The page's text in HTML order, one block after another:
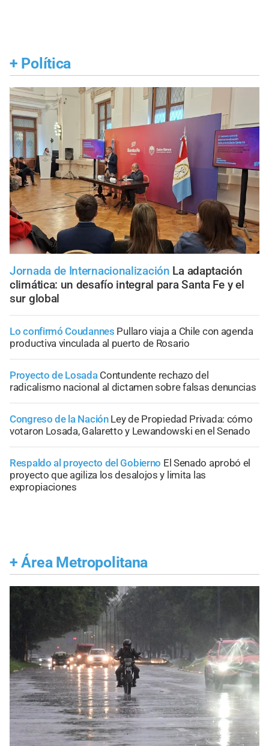
+ Política
Jornada de Internacionalización La adaptación
climática: un desafío integral para Santa Fe y el
sur global
Lo confirmó Coudannes Pullaro viaja a Chile con agenda
productiva vinculada al puerto de Rosario
Proyecto de Losada Contundente rechazo del
radicalismo nacional al dictamen sobre falsas denuncias
Congreso de la Nación Ley de Propiedad Privada: cómo
votaron Losada, Galaretto y Lewandowski en el Senado
Respaldo al proyecto del Gobierno El Senado aprobó el
proyecto que agiliza los desalojos y limita las
expropiaciones
+ Área Metropolitana